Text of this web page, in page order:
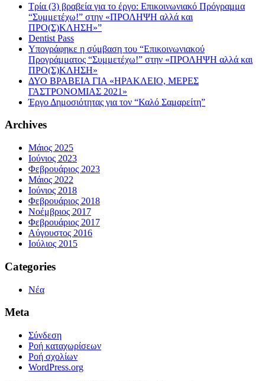
Τρία (3) βραβεία για το έργο: Επικοινωνιακό Πρόγραμμα
“Συμμετέχω!” στην «ΠΡΟΛΗΨΗ αλλά και
ΠΡΟ(Σ)ΚΛΗΣΗ»”
Dentist Pass
Υπογράφηκε η σύμβαση του “Επικοινωνιακού
Προγράμματος “Συμμετέχω!” στην «ΠΡΟΛΗΨΗ αλλά και
ΠΡΟ(Σ)ΚΛΗΣΗ»
ΔΥΟ ΒΡΑΒΕΙΑ ΓΙΑ «ΗΡΑΚΛΕΙΟ, ΜΕΡΕΣ
ΓΑΣΤΡΟΝΟΜΙΑΣ 2021»
Έργο Δημοσιότητας για τον “Καλό Σαμαρείτη”
Archives
Μάιος 2025
Ιούνιος 2023
Φεβρουάριος 2023
Μάιος 2022
Ιούνιος 2018
Φεβρουάριος 2018
Νοέμβριος 2017
Φεβρουάριος 2017
Αύγουστος 2016
Ιούλιος 2015
Categories
Νέα
Meta
Σύνδεση
Ροή καταχωρίσεων
Ροή σχολίων
WordPress.org